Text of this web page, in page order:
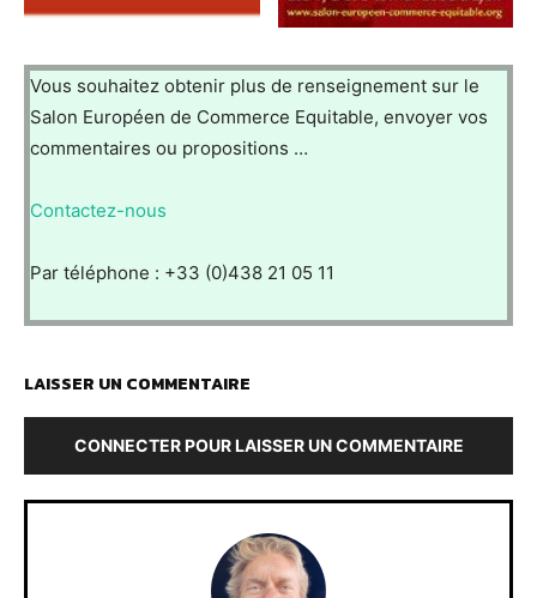
Vous souhaitez obtenir plus de renseignement sur le
Salon Européen de Commerce Equitable, envoyer vos
commentaires ou propositions …
Contactez-nous
Par téléphone : +33 (0)438 21 05 11
LAISSER UN COMMENTAIRE
CONNECTER POUR LAISSER UN COMMENTAIRE